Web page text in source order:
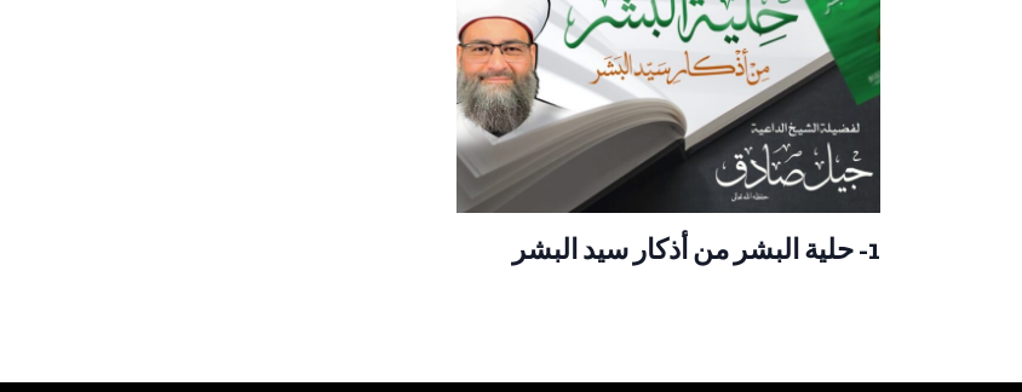
1- حلية البشر من أذكار سيد البشر